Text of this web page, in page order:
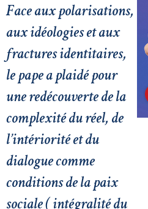
Face aux polarisations,
aux idéologies et aux
fractures identitaires,
le pape a plaidé pour
une redécouverte de la
complexité du réel, de
l’intériorité et du
dialogue comme
conditions de la paix
sociale ( intégralité du